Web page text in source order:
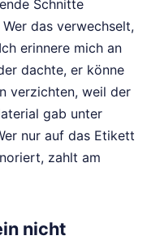
Schnitte
das verwechselt,
erinnere mich an
dachte, er könne
verzichten, weil der
gab unter
nur auf das Etikett
zahlt am
nicht